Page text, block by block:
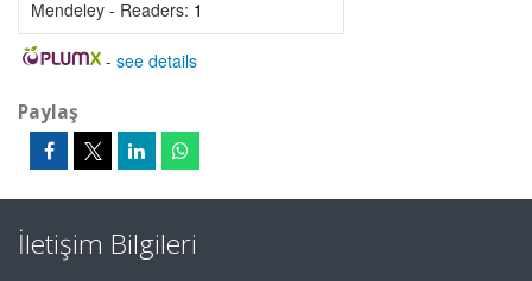
Mendeley - Readers: 1
- see details
Paylaş
İletişim Bilgileri